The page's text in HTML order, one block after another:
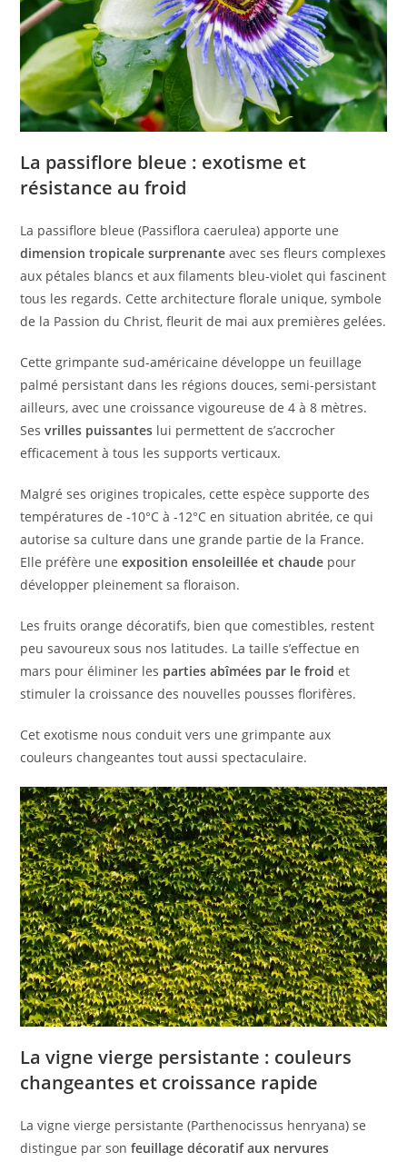
La passiflore bleue : exotisme et
résistance au froid
La passiflore bleue (Passiflora caerulea) apporte une
dimension tropicale surprenante avec ses fleurs complexes
aux pétales blancs et aux filaments bleu-violet qui fascinent
tous les regards. Cette architecture florale unique, symbole
de la Passion du Christ, fleurit de mai aux premières gelées.
Cette grimpante sud-américaine développe un feuillage
palmé persistant dans les régions douces, semi-persistant
ailleurs, avec une croissance vigoureuse de 4 à 8 mètres.
Sesvrilles puissantes lui permettent de s’accrocher
efficacement à tous les supports verticaux.
Malgré ses origines tropicales, cette espèce supporte des
températures de -10°C à -12°C en situation abritée, ce qui
autorise sa culture dans une grande partie de la France.
Elle préfère uneexposition ensoleillée et chaude pour
développer pleinement sa floraison.
Les fruits orange décoratifs, bien que comestibles, restent
peu savoureux sous nos latitudes. La taille s’effectue en
mars pour éliminer les parties abîmées par le froid et
stimuler la croissance des nouvelles pousses florifères.
Cet exotisme nous conduit vers une grimpante aux
couleurs changeantes tout aussi spectaculaire.
La vigne vierge persistante : couleurs
changeantes et croissance rapide
La vigne vierge persistante (Parthenocissus henryana) se
distingue par sonfeuillage décoratif aux nervures